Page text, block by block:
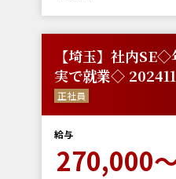
【埼玉】社内
実で就業◇
正社員
給与
270,000